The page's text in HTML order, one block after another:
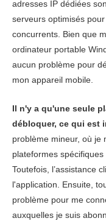
adresses IP dédiées
serveurs optimisés
concurrents. Bien que
ordinateur portable
aucun problème pour
mon appareil mobile.
Il n'y a qu'une seule
débloquer, ce qui est
problème mineur, où je
plateformes
Toutefois, l’assistance
l'application. Ensuite,
problème pour me
auxquelles je suis